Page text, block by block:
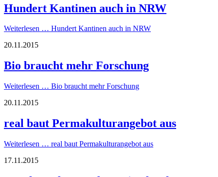
Hundert Kantinen auch in NRW
Weiterlesen … Hundert Kantinen auch in NRW
20.11.2015
Bio braucht mehr Forschung
Weiterlesen … Bio braucht mehr Forschung
20.11.2015
real baut Permakulturangebot aus
Weiterlesen … real baut Permakulturangebot aus
17.11.2015